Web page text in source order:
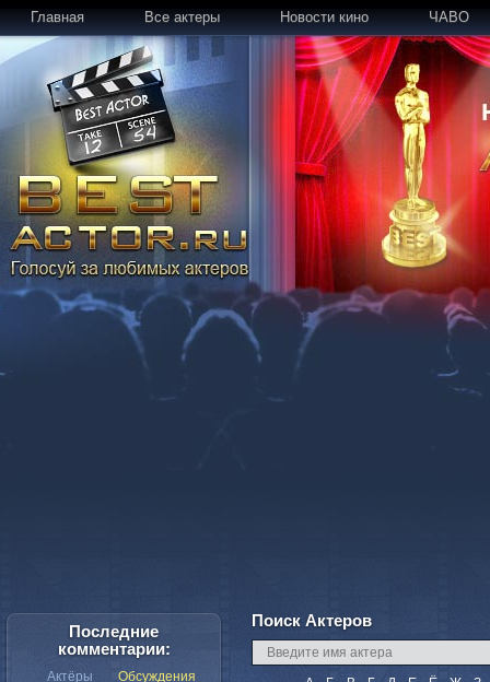
Главная Все актеры Новости кино ЧАВО
Поиск Актеров
Последние
комментарии:
Актёры Обсуждения